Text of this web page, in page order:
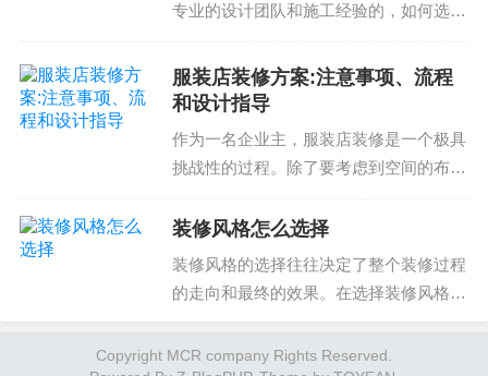
专业的设计团队和施工经验的，如何选择
装修设计是一项复杂的工作，需要专业的
设计团队和施工经验。如何选择合适的装
服装店装修方案:注意事项、流程
和设计指导
作为一名企业主，服装店装修是一个极具
挑战性的过程。除了要考虑到空间的布局
足商店的具体需求，吸引顾客，并最终促
进销售。因此，了解服装店装修方案的注
意事项、流程和设计指...
装修风格怎么选择
装修风格的选择往往决定了整个装修过程
的走向和最终的效果。在选择装修风格
好、空间特点、装修预算等。装修风格分
Copyright MCR company Rights Reserved.